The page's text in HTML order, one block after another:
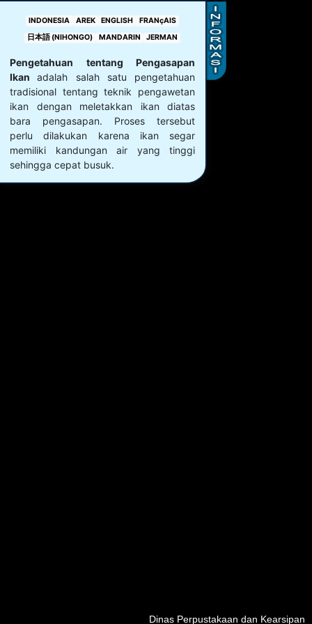
Dinas Perpustakaan dan Kearsipan
INDONESIA AREK ENGLISH
FRANçAIS
日本語 (NIHONGO)
MANDARIN JERMAN
Pengetahuan tentang Pengasapan
Ikanadalah salah satu pengetahuan
tradisional tentang teknik pengawetan
ikan dengan meletakkan ikan diatas
bara pengasapan. Proses tersebut
perlu dilakukan karena ikan segar
memiliki kandungan air yang tinggi
sehingga cepat busuk.